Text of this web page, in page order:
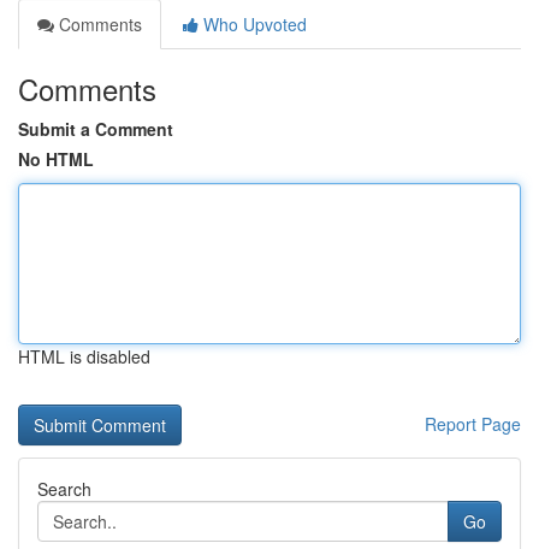
Comments
Who Upvoted
Comments
Submit a Comment
No HTML
HTML is disabled
Report Page
Search
Go